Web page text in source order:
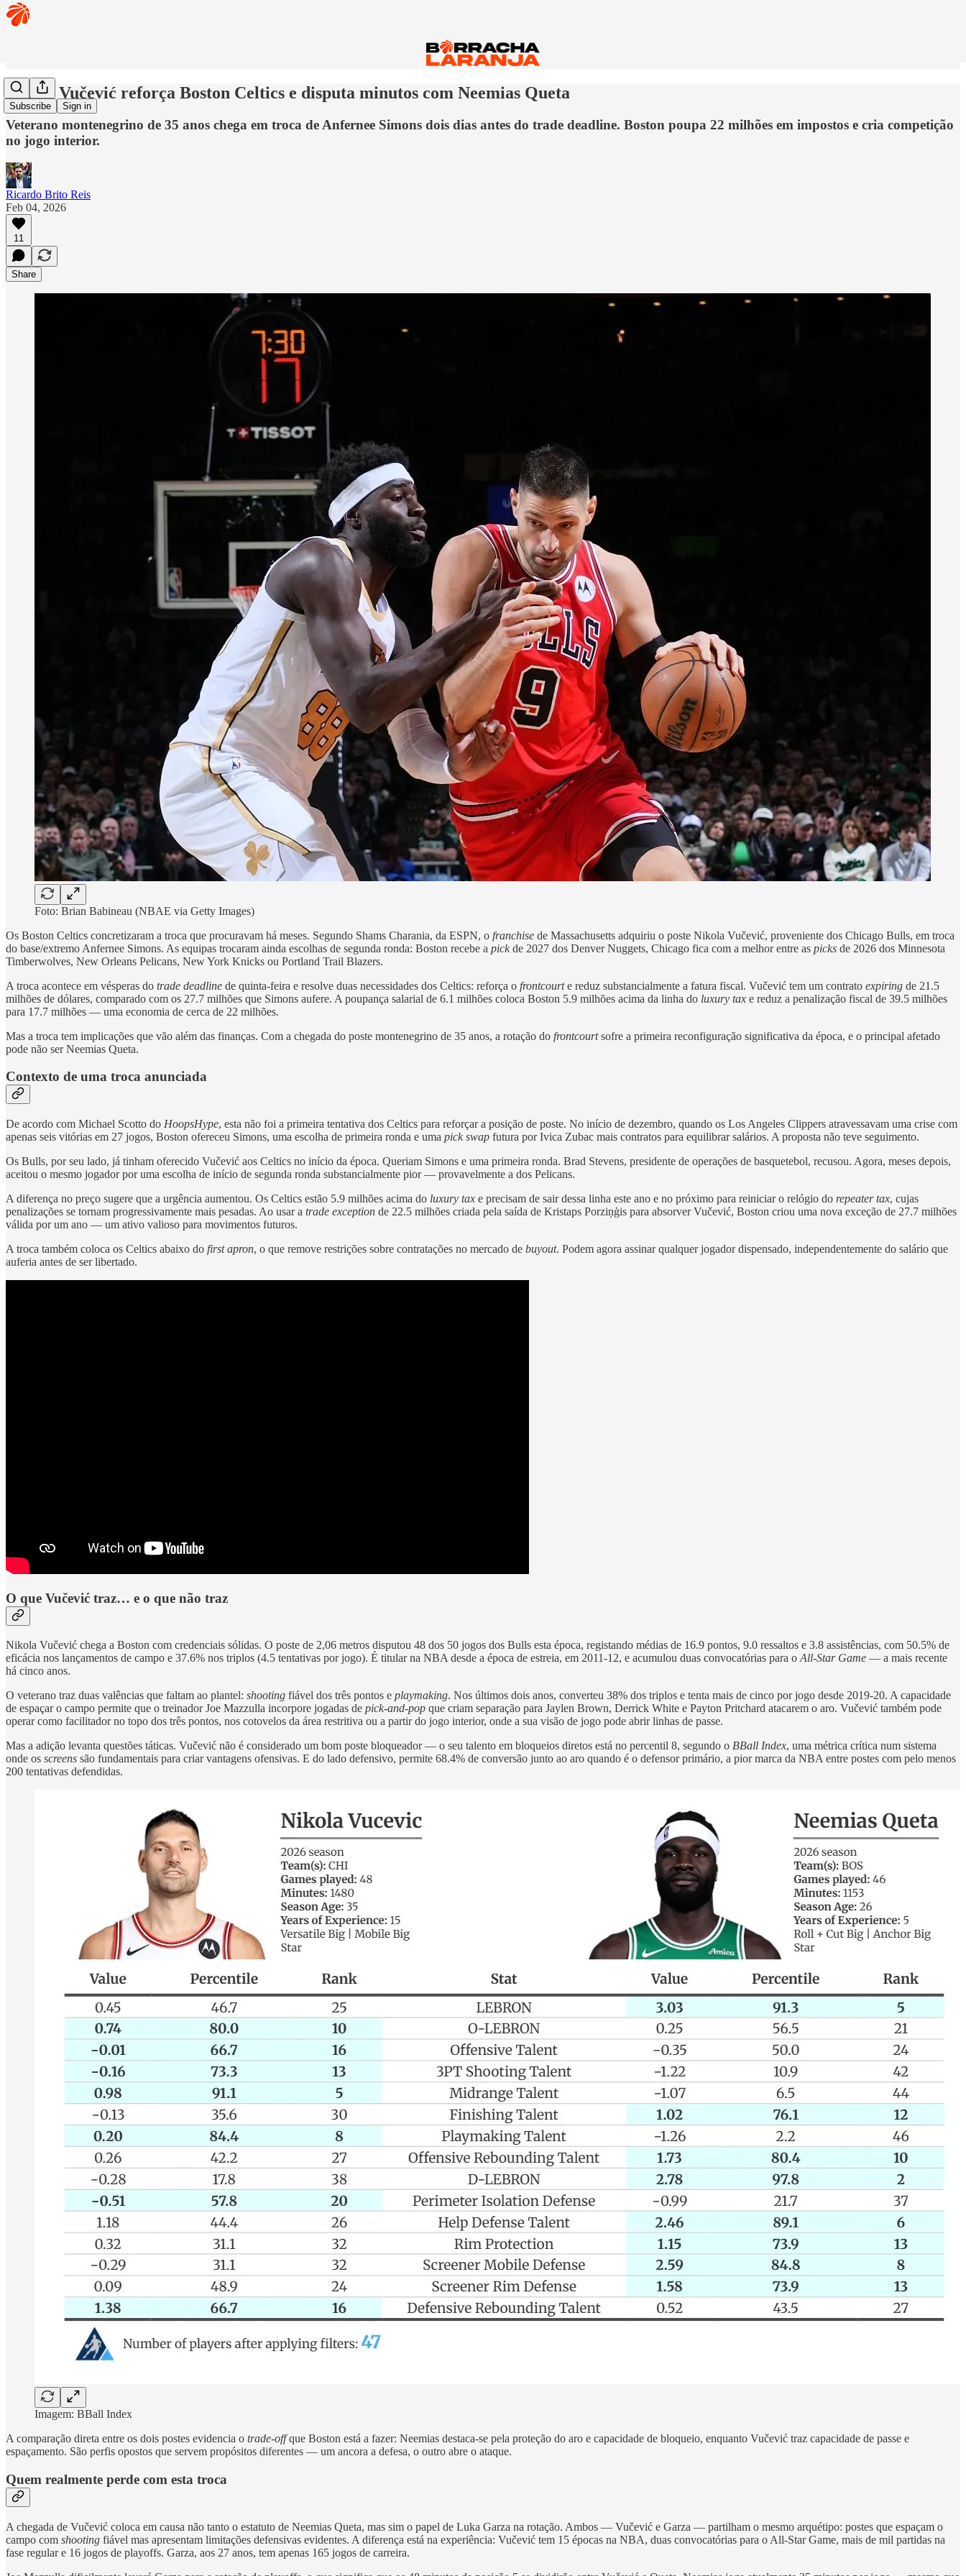
Subscribe Sign in
Nikola Vučević reforça Boston Celtics e disputa minutos com Neemias Queta
Veterano montenegrino de 35 anos chega em troca de Anfernee Simons dois dias antes do trade deadline. Boston poupa 22 milhões em impostos e cria competição
no jogo interior.
Ricardo Brito Reis
Feb 04, 2026
11
Share
Foto: Brian Babineau (NBAE via Getty Images)
Os Boston Celtics concretizaram a troca que procuravam há meses. Segundo Shams Charania, da ESPN, o franchise de Massachusetts adquiriu o poste Nikola Vučević, proveniente dos Chicago Bulls, em troca
do base/extremo Anfernee Simons. As equipas trocaram ainda escolhas de segunda ronda: Boston recebe a pick de 2027 dos Denver Nuggets, Chicago fica com a melhor entre as picks de 2026 dos Minnesota
Timberwolves, New Orleans Pelicans, New York Knicks ou Portland Trail Blazers.
A troca acontece em vésperas do trade deadline de quinta-feira e resolve duas necessidades dos Celtics: reforça o frontcourte reduz substancialmente a fatura fiscal. Vučević tem um contrato expiring de 21.5
milhões de dólares, comparado com os 27.7 milhões que Simons aufere. A poupança salarial de 6.1 milhões coloca Boston 5.9 milhões acima da linha do luxury tax e reduz a penalização fiscal de 39.5 milhões
para 17.7 milhões — uma economia de cerca de 22 milhões.
Mas a troca tem implicações que vão além das finanças. Com a chegada do poste montenegrino de 35 anos, a rotação do frontcourtsofre a primeira reconfiguração significativa da época, e o principal afetado
pode não ser Neemias Queta.
Contexto de uma troca anunciada
De acordo com Michael Scotto do HoopsHype, esta não foi a primeira tentativa dos Celtics para reforçar a posição de poste. No início de dezembro, quando os Los Angeles Clippers atravessavam uma crise com
apenas seis vitórias em 27 jogos, Boston ofereceu Simons, uma escolha de primeira ronda e uma pick swap futura por Ivica Zubac mais contratos para equilibrar salários. A proposta não teve seguimento.
Os Bulls, por seu lado, já tinham oferecido Vučević aos Celtics no início da época. Queriam Simons e uma primeira ronda. Brad Stevens, presidente de operações de basquetebol, recusou. Agora, meses depois,
aceitou o mesmo jogador por uma escolha de início de segunda ronda substancialmente pior — provavelmente a dos Pelicans.
A diferença no preço sugere que a urgência aumentou. Os Celtics estão 5.9 milhões acima do luxury tax e precisam de sair dessa linha este ano e no próximo para reiniciar o relógio do repeater tax, cujas
penalizações se tornam progressivamente mais pesadas. Ao usar a trade exception de 22.5 milhões criada pela saída de Kristaps Porziņģis para absorver Vučević, Boston criou uma nova exceção de 27.7 milhões
válida por um ano — um ativo valioso para movimentos futuros.
A troca também coloca os Celtics abaixo do first apron, o que remove restrições sobre contratações no mercado de buyout. Podem agora assinar qualquer jogador dispensado, independentemente do salário que
auferia antes de ser libertado.
O que Vučević traz… e o que não traz
Nikola Vučević chega a Boston com credenciais sólidas. O poste de 2,06 metros disputou 48 dos 50 jogos dos Bulls esta época, registando médias de 16.9 pontos, 9.0 ressaltos e 3.8 assistências, com 50.5% de
eficácia nos lançamentos de campo e 37.6% nos triplos (4.5 tentativas por jogo). É titular na NBA desde a época de estreia, em 2011-12, e acumulou duas convocatórias para oAll-Star Game — a mais recente
há cinco anos.
O veterano traz duas valências que faltam ao plantel: shooting fiável dos três pontos e playmaking. Nos últimos dois anos, converteu 38% dos triplos e tenta mais de cinco por jogo desde 2019-20. A capacidade
de espaçar o campo permite que o treinador Joe Mazzulla incorpore jogadas de pick-and-pop que criam separação para Jaylen Brown, Derrick White e Payton Pritchard atacarem o aro. Vučević também pode
operar como facilitador no topo dos três pontos, nos cotovelos da área restritiva ou a partir do jogo interior, onde a sua visão de jogo pode abrir linhas de passe.
Mas a adição levanta questões táticas. Vučević não é considerado um bom poste bloqueador — o seu talento em bloqueios diretos está no percentil 8, segundo o BBall Index, uma métrica crítica num sistema
onde os screens são fundamentais para criar vantagens ofensivas. E do lado defensivo, permite 68.4% de conversão junto ao aro quando é o defensor primário, a pior marca da NBA entre postes com pelo menos
200 tentativas defendidas.
Imagem: BBall Index
A comparação direta entre os dois postes evidencia o trade-offque Boston está a fazer: Neemias destaca-se pela proteção do aro e capacidade de bloqueio, enquanto Vučević traz capacidade de passe e
espaçamento. São perfis opostos que servem propósitos diferentes — um ancora a defesa, o outro abre o ataque.
Quem realmente perde com esta troca
A chegada de Vučević coloca em causa não tanto o estatuto de Neemias Queta, mas sim o papel de Luka Garza na rotação. Ambos — Vučević e Garza — partilham o mesmo arquétipo: postes que espaçam o
campo com shooting fiável mas apresentam limitações defensivas evidentes. A diferença está na experiência: Vučević tem 15 épocas na NBA, duas convocatórias para o All-Star Game, mais de mil partidas na
fase regular e 16 jogos de playoffs. Garza, aos 27 anos, tem apenas 165 jogos de carreira.